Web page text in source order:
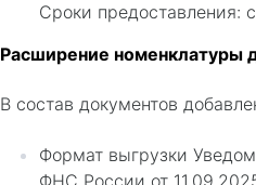
Сроки предоставления:
Расширение номенклатуры
В состав документов
Формат выгрузки
ФНС России от